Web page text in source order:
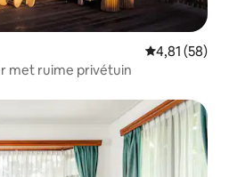
Gemiddelde
4,81 (58)
met ruime privétuin